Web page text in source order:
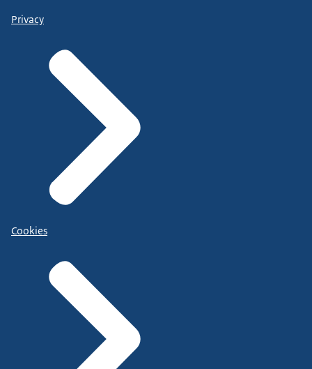
Privacy
Cookies